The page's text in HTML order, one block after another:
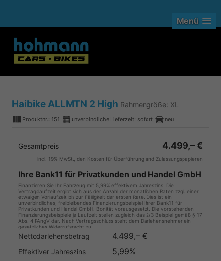
Menü
Haibike ALLMTN 2 High Rahmengröße: XL
Produktnr.: 151 unverbindliche Lieferzeit: sofort neu
Gesamtpreis 4.499,– €
incl. 19% MwSt., den Kosten für Überführung und Zulassungspapieren
Ihre Bank11 für Privatkunden und Handel GmbH
Finanzieren Sie Ihr Fahrzeug mit 5,99% effektivem Jahreszins. Die
Vertragslaufzeit ergibt sich aus der Anzahl der monatlichen Raten zzgl. einer
etwaigen Vorlaufzeit bis zur Fälligkeit der ersten Rate. Dies ist ein
unverbindliches, freibleibendes Finanzierungsbeispiel Ihrer Bank11 für
Privatkunden und Handel GmbH. Bonität vorausgesetzt. Die vorstehenden
Finanzierungsbeispiele je Laufzeit stellen zugleich das 2/3 Beispiel gemäß § 17
Abs. 4 PAngV dar. Nach Vertragsschluss steht dem Darlehensnehmer ein
gesetzliches Widerrufsrecht zu.
Nettodarlehensbetrag 4.499,– €
Effektiver Jahreszins 5,99%